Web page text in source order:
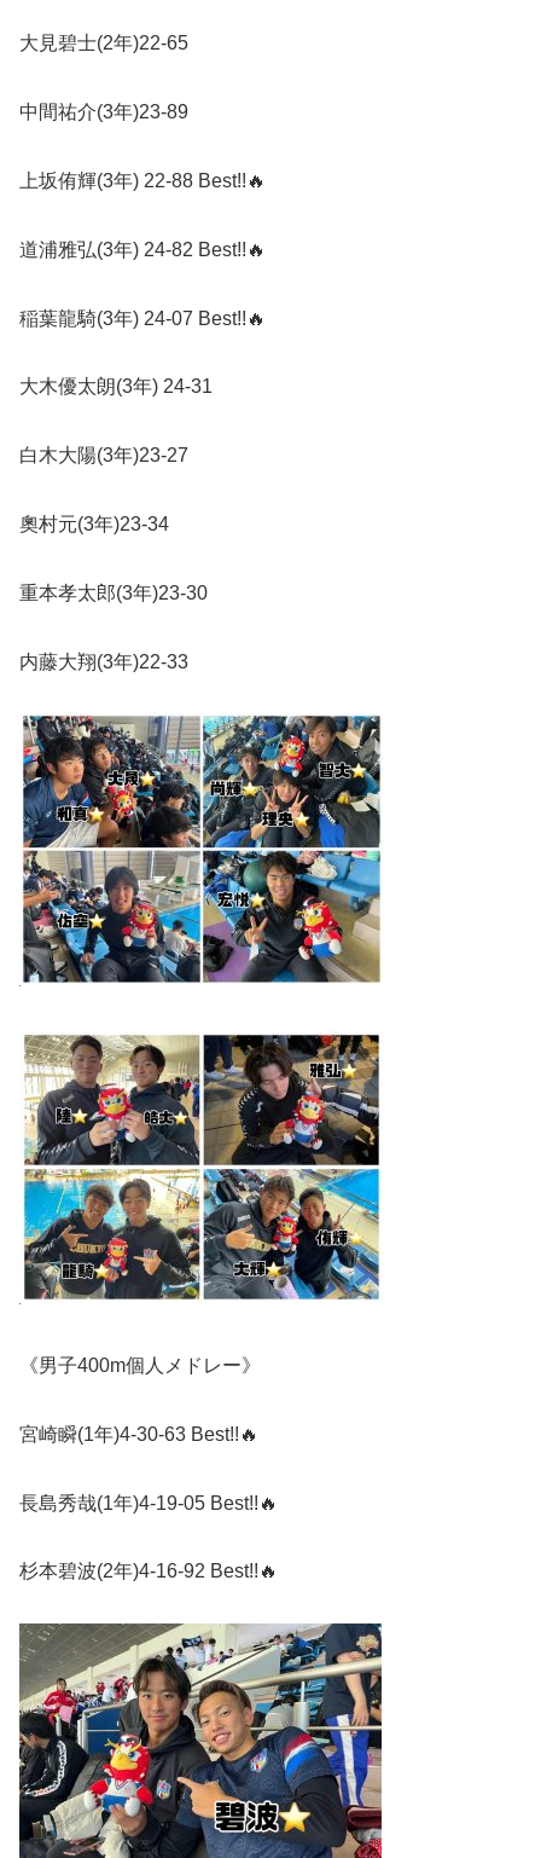
大見碧士(2年)22-65
中間祐介(3年)23-89
上坂侑輝(3年) 22-88 Best!! 🔥
道浦雅弘(3年) 24-82 Best!! 🔥
稲葉龍騎(3年) 24-07 Best!! 🔥
大木優太朗(3年) 24-31
白木大陽(3年)23-27
奧村元(3年)23-34
重本孝太郎(3年)23-30
内藤大翔(3年)22-33
《男子400m個人メドレー》
宮崎瞬(1年)4-30-63 Best!! 🔥
長島秀哉(1年)4-19-05 Best!! 🔥
杉本碧波(2年)4-16-92 Best!! 🔥